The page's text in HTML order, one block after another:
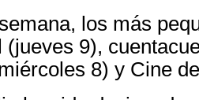
los más
(jueves 9),
8) y Cine